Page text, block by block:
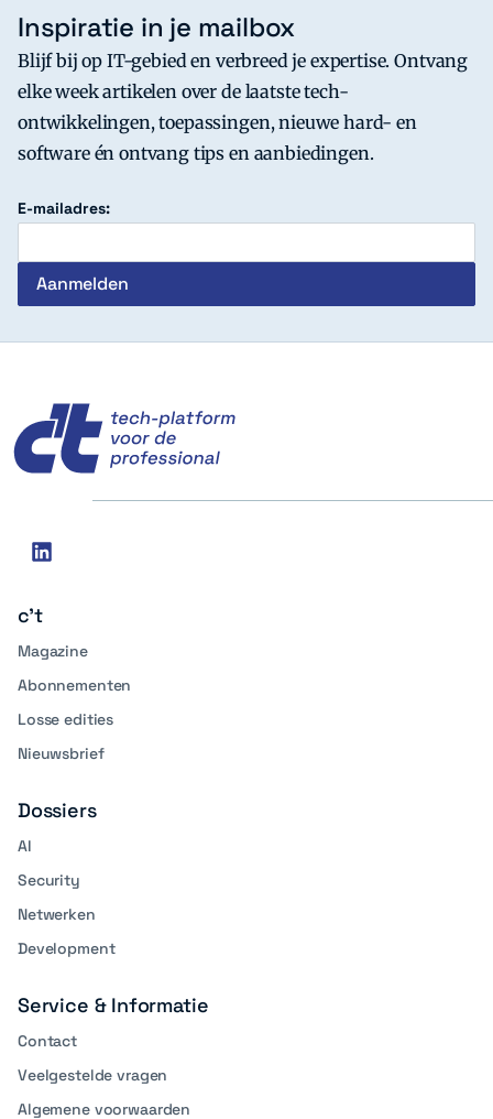
Inspiratie in je mailbox
Blijf bij op IT-gebied en verbreed je expertise. Ontvang
elke week artikelen over de laatste tech-
ontwikkelingen, toepassingen, nieuwe hard- en
software én ontvang tips en aanbiedingen.
E-mailadres:
Social
linkedin
c't
Magazine
Abonnementen
Losse edities
Nieuwsbrief
Dossiers
AI
Security
Netwerken
Development
Service & Informatie
Contact
Veelgestelde vragen
Algemene voorwaarden